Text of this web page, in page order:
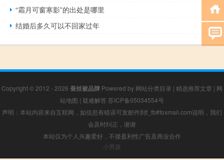
“霜月可窗寒影”的出处是哪里
结婚后多久可以不回家过年
Copyright © 2012 - 2026 蚕丝被品牌 Powered by 网站分类目录 | 精选推荐文章 | 网
站地图 | 疑难解答 苏ICP备05034554号
声明：本站内容来自互联网，如信息有错误可发邮件到f_fb#foxmail.com说明，我们
会及时纠正，谢谢
本站仅为个人兴趣爱好，不接盈利性广告及商业合作
小男孩